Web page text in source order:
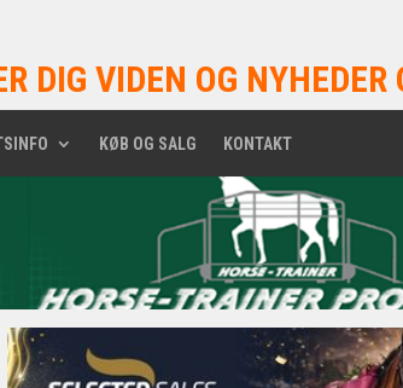
DIG VIDEN OG
KØB OG SALG KONTAKT